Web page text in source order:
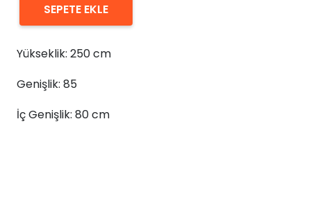
Beyaz
Dikdörtgen
Kaide
250x85x80
adet
SEPETE EKLE
Yükseklik: 250 cm
Genişlik: 85
İç Genişlik: 80 cm